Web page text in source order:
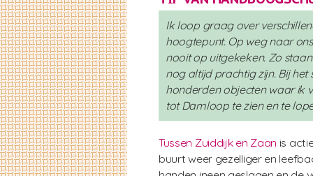
Ik loop graag over
hoogtepunt. Op weg naar
nooit op uitgekeken. Zo
nog altijd prachtig zijn. Bij het
honderden objecten waar ik
tot Damloop te zien en te
Tussen Zuiddijk en Zaan is
buurt weer gezelliger en